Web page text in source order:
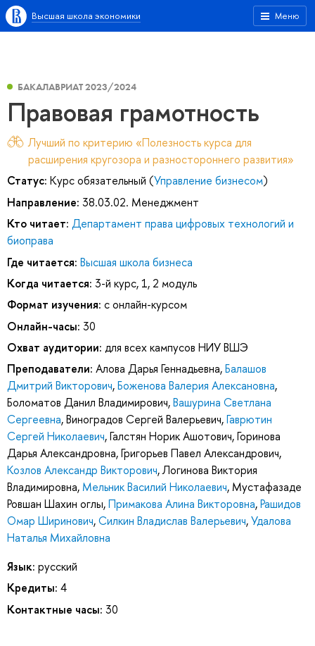
Меню
Высшая школа экономики
БАКАЛАВРИАТ 2023/2024
Правовая грамотность
Лучший по критерию «Полезность курса для
расширения кругозора и разностороннего развития»
Статус: Курс обязательный (Управление бизнесом)
Направление: 38.03.02. Менеджмент
Кто читает: Департамент права цифровых технологий и
биоправа
Где читается: Высшая школа бизнеса
Когда читается: 3-й курс, 1, 2 модуль
Формат изучения: с онлайн-курсом
Онлайн-часы: 30
Охват аудитории: для всех кампусов НИУ ВШЭ
Преподаватели: Алова Дарья Геннадьевна,Балашов
Дмитрий Викторович,Боженова Валерия Алексановна,
Боломатов Данил Владимирович,Вашурина Светлана
Сергеевна,Виноградов Сергей Валерьевич,Гаврютин
Сергей Николаевич,Галстян Норик Ашотович,Горинова
Дарья Александровна,Григорьев Павел Александрович,
Козлов Александр Викторович,Логинова Виктория
Владимировна, Мельник Василий Николаевич, Мустафазаде
Ровшан Шахин оглы,Примакова Алина Викторовна,Рашидов
Омар Ширинович,Силкин Владислав Валерьевич,Удалова
Наталья Михайловна
Язык: русский
Кредиты: 4
Контактные часы: 30